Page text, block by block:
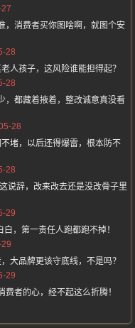
，消费者买你图啥啊，就图个安
28
人孩子，这风险谁能担得起？
28
，都藏着掖着，整改诚意真没看
28
堵，以后还得爆雷，根本防不
28
说辞，改来改去还是没改骨子里
29
，第一责任人跑都跑不掉！
大品牌更该守底线，不是吗？
29
者的心，经不起这么折腾！